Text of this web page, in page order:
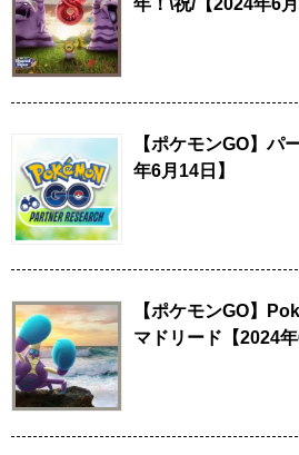
年！\祝/【2024年6月
【ポケモンGO】パ
年6月14日】
【ポケモンGO】
マドリード【2024年